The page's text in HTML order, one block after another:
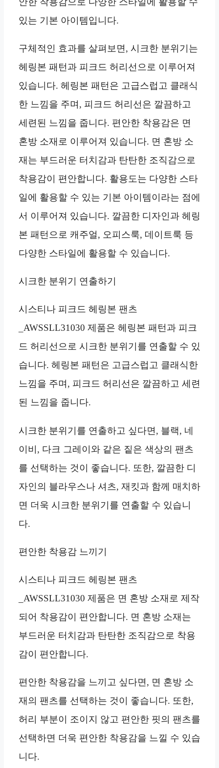
있는 기본 아이템입니다.
구체적인 효과를 살펴보면, 시크한 분위기는
헤링본 패턴과 피크드 허리선으로 이루어져
있습니다. 헤링본 패턴은 고급스럽고 클래식
한 느낌을 주며, 피크드 허리선은 깔끔하고
세련된 느낌을 줍니다. 편안한 착용감은 면
혼방 소재로 이루어져 있습니다. 면 혼방 소
재는 부드러운 터치감과 탄탄한 조직감으로
착용감이 편안합니다. 활용도는 다양한 스타
일에 활용할 수 있는 기본 아이템이라는 점에
서 이루어져 있습니다. 깔끔한 디자인과 헤링
본 패턴으로 캐주얼, 오피스룩, 데이트룩 등
다양한 스타일에 활용할 수 있습니다.
시크한 분위기 연출하기
시스티나 피크드 헤링본 팬츠
_AWSSLL31030 제품은 헤링본 패턴과 피크
드 허리선으로 시크한 분위기를 연출할 수 있
습니다. 헤링본 패턴은 고급스럽고 클래식한
느낌을 주며, 피크드 허리선은 깔끔하고 세련
된 느낌을 줍니다.
시크한 분위기를 연출하고 싶다면, 블랙, 네
이비, 다크 그레이와 같은 짙은 색상의 팬츠
를 선택하는 것이 좋습니다. 또한, 깔끔한 디
자인의 블라우스나 셔츠, 재킷과 함께 매치하
면 더욱 시크한 분위기를 연출할 수 있습니
다.
편안한 착용감 느끼기
시스티나 피크드 헤링본 팬츠
_AWSSLL31030 제품은 면 혼방 소재로 제작
되어 착용감이 편안합니다. 면 혼방 소재는
부드러운 터치감과 탄탄한 조직감으로 착용
감이 편안합니다.
편안한 착용감을 느끼고 싶다면, 면 혼방 소
재의 팬츠를 선택하는 것이 좋습니다. 또한,
허리 부분이 조이지 않고 편안한 핏의 팬츠를
선택하면 더욱 편안한 착용감을 느낄 수 있습
니다.